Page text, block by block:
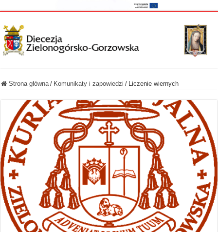
Strona główna / Komunikaty i zapowiedzi / Liczenie wiernych